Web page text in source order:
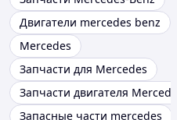
Двигатели mercedes benz
Mercedes
Запчасти для Mercedes
Запчасти двигателя Mercedes
Запасные части mercedes